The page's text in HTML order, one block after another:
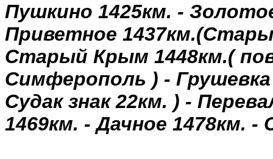
Пушкино 1425км. -
Приветное 1437км.(
Старый Крым 1448км.(
Симферополь ) - Грушевка
Судак знак 22км. ) -
1469км. -Дачное 1478км. -